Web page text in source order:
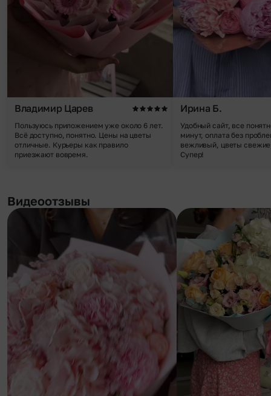
Владимир Царев
Пользуюсь приложением уже около 6 лет.
Всё доступно, понятно. Цены на цветы
отличные. Курьеры как правило
приезжают вовремя.
Ирина Б.
Удобный сайт, все
минут, оплата без
вежливый, цветы
Супер!
Видеоотзывы